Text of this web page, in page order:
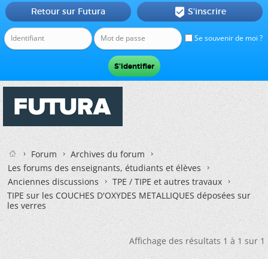
Se souvenir de moi ?
Retour sur Futura  S'inscrire
Forum
Archives du forum
Les forums des enseignants, étudiants et élèves
Anciennes discussions
TPE / TIPE et autres travaux
TIPE sur les COUCHES D'OXYDES METALLIQUES déposées sur
les verres
Affichage des résultats 1 à 1 sur 1